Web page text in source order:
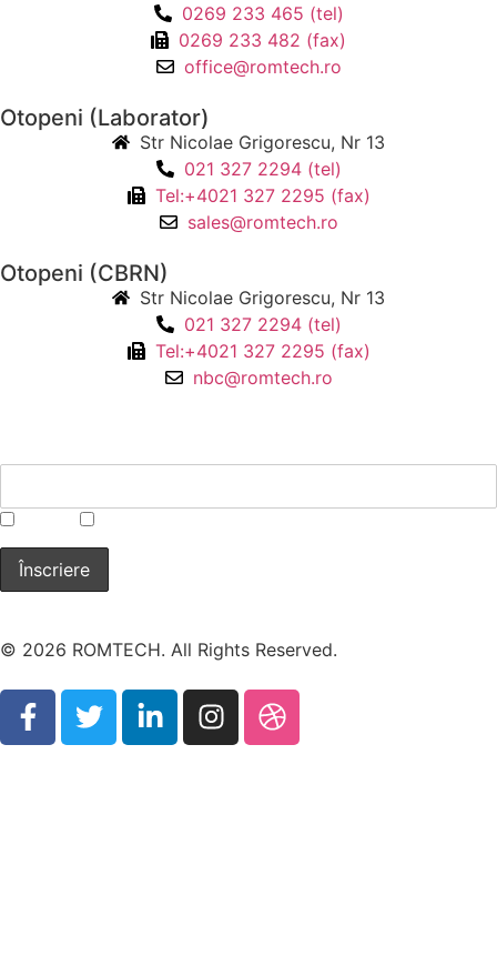
0269 233 465 (tel)
0269 233 482 (fax)
office@romtech.ro
Otopeni (Laborator)
Str Nicolae Grigorescu, Nr 13
021 327 2294 (tel)
Tel:+4021 327 2295 (fax)
sales@romtech.ro
Otopeni (CBRN)
Str Nicolae Grigorescu, Nr 13
021 327 2294 (tel)
Tel:+4021 327 2295 (fax)
nbc@romtech.ro
© 2026 ROMTECH. All Rights Reserved.